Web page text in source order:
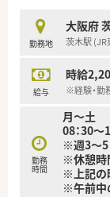
があるのも
勤務地
大阪府
茨木駅
給与
時給
※経験・勤
勤務
時間
月～土
08：30～
※週3～5
※休憩時
※上記の
※午前中